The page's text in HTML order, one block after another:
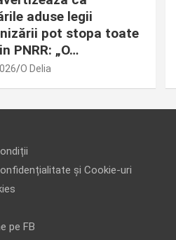
aduse legii
pot stopa toate
PNRR: „O…
O Delia
și Cookie-uri
pe FB